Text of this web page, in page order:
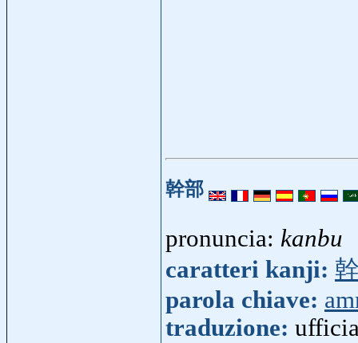
幹部
pronuncia: kanbu
caratteri kanji:
parola chiave:
traduzione: